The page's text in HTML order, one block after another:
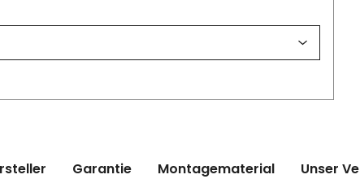
Garantie Montagematerial Unser